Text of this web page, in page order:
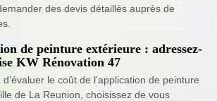
des devis détaillés auprès de
de peinture extérieure : adressez-
KW Rénovation 47
le coût de l’application de peinture
de La Reunion, choisissez de vous